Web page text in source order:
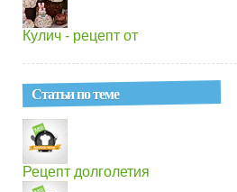
Кулич - рецепт от
Статьи по теме
Рецепт долголетия